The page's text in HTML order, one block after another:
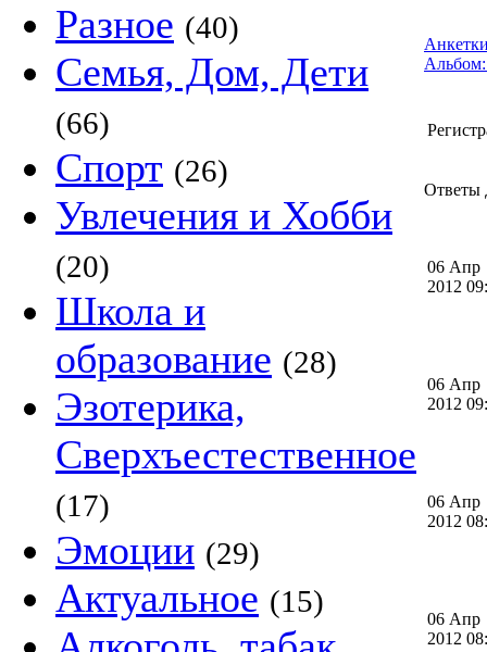
Разное (40)
Семья, Дом, Дети
(66)
Спорт (26)
Увлечения и Хобби
(20)
Школа и
образование (28)
Эзотерика,
Сверхъестественное
(17)
Эмоции (29)
Актуальное (15)
Ответы
06 Апр
2012
06 Апр
2012
06 Апр
2012
06 Апр
2012